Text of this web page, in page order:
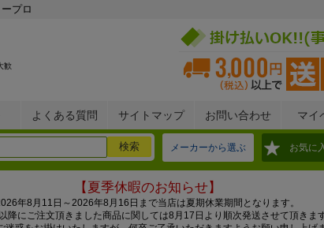
プロ
歓
よくある質問 サイトマップ お問い合わせ マイ
メーカーから選ぶ お気に
【夏季休暇のお知らせ】
年8月11日～2026年8月16日まで当店は夏期休業期間となります。
降にご注文頂きました商品に関しては8月17日より順次発送させて頂きま